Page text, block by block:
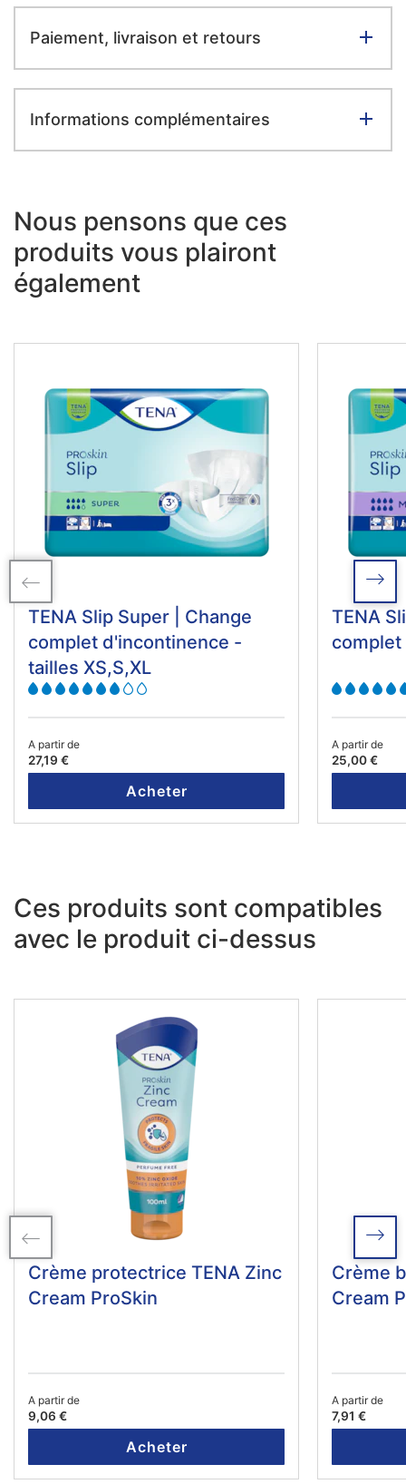
Paiement, livraison et retours
Informations complémentaires
Nous pensons que ces
produits vous plairont
également
TENA Slip Super | Change
complet d'incontinence -
tailles XS,S,XL
A partir de
27,19 €
Acheter
TENA
A partir de
25,00 €
Ces produits sont compatibles
avec le produit ci-dessus
Crème protectrice TENA Zinc
Cream ProSkin
A partir de
9,06 €
Acheter
Crème
Cream
A partir de
7,91 €